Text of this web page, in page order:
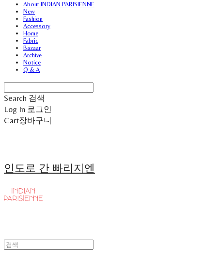
About INDIAN PARISIENNE
New
Fashion
Accessory
Home
Fabric
Bazaar
Archive
Notice
Q & A
Search 검색
Log In 로그인
Cart장바구니
인도로 간 빠리지엔